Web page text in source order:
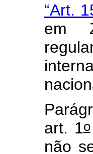
“Art.
em
art. 1o
não